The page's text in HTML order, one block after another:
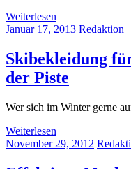
Weiterlesen
Januar 17, 2013 Redaktion
Skibekleidung
der Piste
Wer sich im Winter gerne
Weiterlesen
November 29, 2012